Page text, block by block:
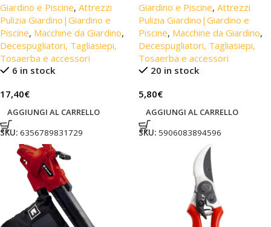
Giardino e Piscine, Attrezzi
Pulizia Giardino|Giardino e
Piscine, Macchine da Giardino,
Decespugliatori, Tagliasiepi,
Tosaerba e accessori
6 in stock
17,40€
AGGIUNGI AL CARRELLO
SKU: 6356789831729
Giardino e Piscine, Attrezzi
Pulizia Giardino|Giardino e
Piscine, Macchine da Giardino,
Decespugliatori, Tagliasiepi,
Tosaerba e accessori
20 in stock
5,80€
AGGIUNGI AL CARRELLO
SKU: 5906083894596